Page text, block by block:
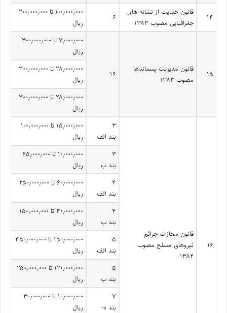
۱۴
قانون حمایت از نشانه های
جغرافیایی مصوب ۱۳۸۳
۶
۱۰۰٫۰۰۰٫۰۰۰ تا ۲۰۰٫۰۰۰٫۰۰۰
ریال
۱۵
قانون مدیریت پسماندها
مصوب ۱۳۸۳
۱۶
۷٫۰۰۰٫۰۰۰ تا ۳۰۰٫۰۰۰٫۰۰۰
ریال
۲۸٫۰۰۰٫۰۰۰ تا ۳۰۰٫۰۰۰٫۰۰۰
ریال
۲۸٫۰۰۰٫۰۰۰ تا ۳۰۰٫۰۰۰٫۰۰۰
ریال
۱۶
قانون مجازات جرائم
نیروهای مسلح مصوب
۱۳۸۲
۳
بند الف
۱۵٫۰۰۰٫۰۰۰ تا ۱۰۰٫۰۰۰٫۰۰۰
ریال
۳
بند ب
۱۰٫۰۰۰٫۰۰۰ تا ۶۵٫۰۰۰٫۰۰۰
ریال
۴
بند الف
۶۰٫۰۰۰٫۰۰۰ تا ۲۵۰٫۰۰۰٫۰۰۰
ریال
۴
بند ب
۳۰٫۰۰۰٫۰۰۰ تا ۱۵۰٫۰۰۰٫۰۰۰
ریال
۵
بند الف
۱۵۰٫۰۰۰٫۰۰۰ تا ۴۵۰٫۰۰۰٫۰۰۰
ریال
۵
بند ب
۱۲۰٫۰۰۰٫۰۰۰ تا ۲۵۰٫۰۰۰٫۰۰۰
ریال
۷
بند ه-
۱۰٫۰۰۰٫۰۰۰ تا ۳۰٫۰۰۰٫۰۰۰
ریال